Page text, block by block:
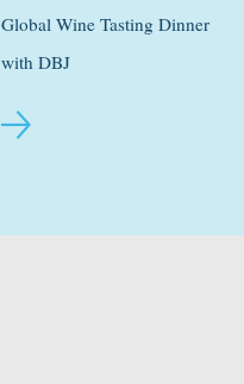
Global Wine Tasting Dinner
with DBJ